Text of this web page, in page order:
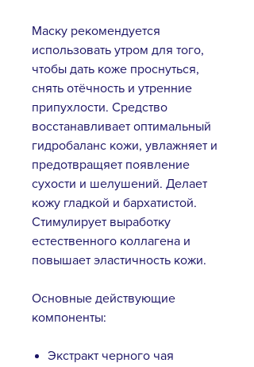
Маску рекомендуется
использовать утром для того,
чтобы дать коже проснуться,
снять отёчность и утренние
припухлости. Средство
восстанавливает оптимальный
гидробаланс кожи, увлажняет и
предотвращяет появление
сухости и шелушений. Делает
кожу гладкой и бархатистой.
Стимулирует выработку
естественного коллагена и
повышает эластичность кожи.
Основные действующие
компоненты:
Экстракт черного чая